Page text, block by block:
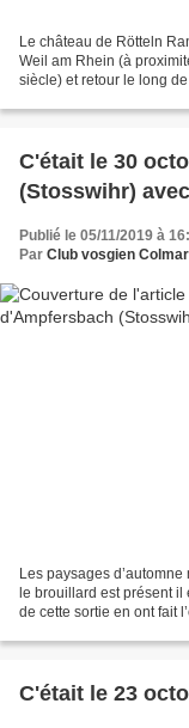
Le château de Rötteln
Weil am Rhein (à
siècle) et retour le long
C'était le 30
(Stosswihr)
Publié le 05/11/2019 à
Par Club vosgien Colmar
Les paysages
le brouillard est présent
de cette sortie en ont fait
C'était le 23